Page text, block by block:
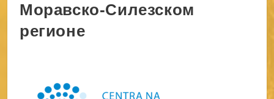
Моравско-Силезском
регионе